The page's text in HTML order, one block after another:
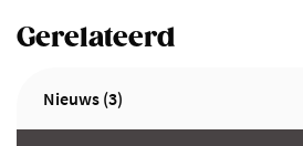
Gerelateerd
Nieuws (3)